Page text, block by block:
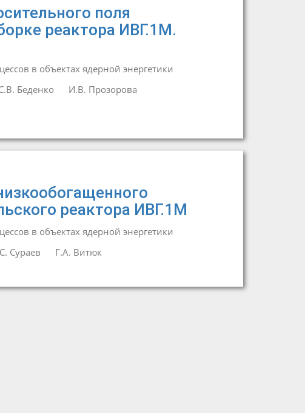
поля
реактора ИВГ.1М.
в объектах ядерной энергетики
Беденко
И.В. Прозорова
реактора ИВГ.1М
в объектах ядерной энергетики
Сураев Г.А. Витюк